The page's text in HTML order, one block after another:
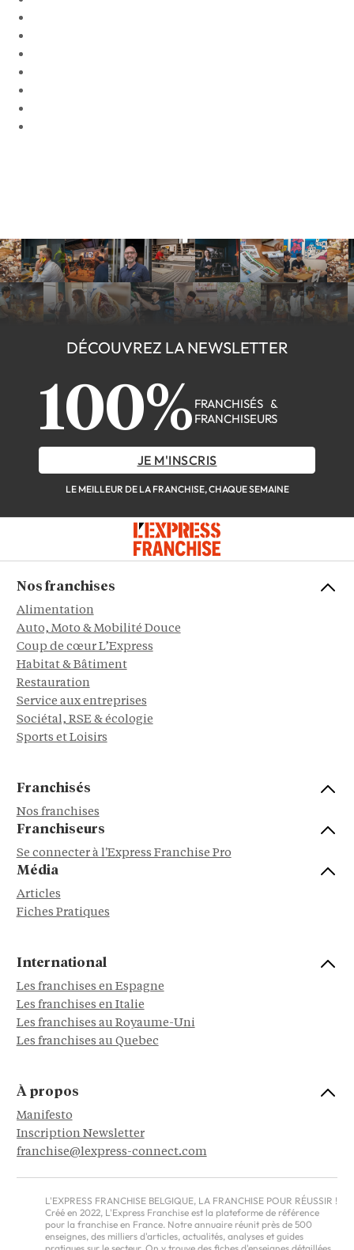
DÉCOUVREZ LA NEWSLETTER
100% FRANCHISÉS &
FRANCHISEURS
JE M'INSCRIS
LE MEILLEUR DE LA FRANCHISE, CHAQUE SEMAINE
Nos franchises
Alimentation
Auto, Moto & Mobilité Douce
Coup de cœur L’Express
Habitat & Bâtiment
Restauration
Service aux entreprises
Sociétal, RSE & écologie
Sports et Loisirs
Franchisés
Nos franchises
Franchiseurs
Se connecter à l'Express Franchise Pro
Média
Articles
Fiches Pratiques
International
Les franchises en Espagne
Les franchises en Italie
Les franchises au Royaume-Uni
Les franchises au Quebec
À propos
Manifesto
Inscription Newsletter
franchise@lexpress-connect.com
L'EXPRESS FRANCHISE BELGIQUE, LA FRANCHISE POUR RÉUSSIR !
Créé en 2022, L'Express Franchise est la plateforme de référence
pour la franchise en France. Notre annuaire réunit près de 500
enseignes, des milliers d'articles, actualités, analyses et guides